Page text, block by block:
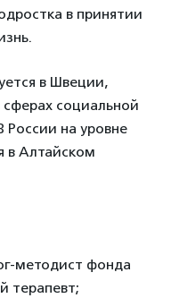
в принятии
в Швеции,
социальной
России на уровне
в Алтайском
методист фонда
терапевт;